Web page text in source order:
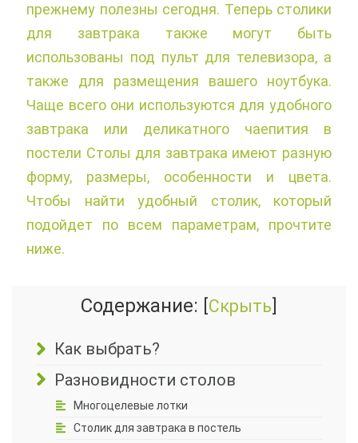
прежнему полезны сегодня. Теперь столики
для завтрака также могут быть
использованы под пульт для телевизора, а
также для размещения вашего ноутбука.
Чаще всего они используются для удобного
завтрака или деликатного чаепития в
постели Столы для завтрака имеют разную
форму, размеры, особенности и цвета.
Чтобы найти удобный столик, который
подойдет по всем параметрам, прочтите
ниже.
Содержание: Скрыть
Как выбрать?
Разновидности столов
Многоцелевые лотки
Столик для завтрака в постель